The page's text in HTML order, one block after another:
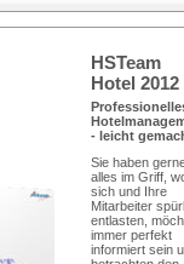
HSTeam
Hotel 2012
- leicht
Sie haben
alles im Griff,
sich und Ihre
Mitarbeiter
entlasten,
immer perfekt
informiert sein